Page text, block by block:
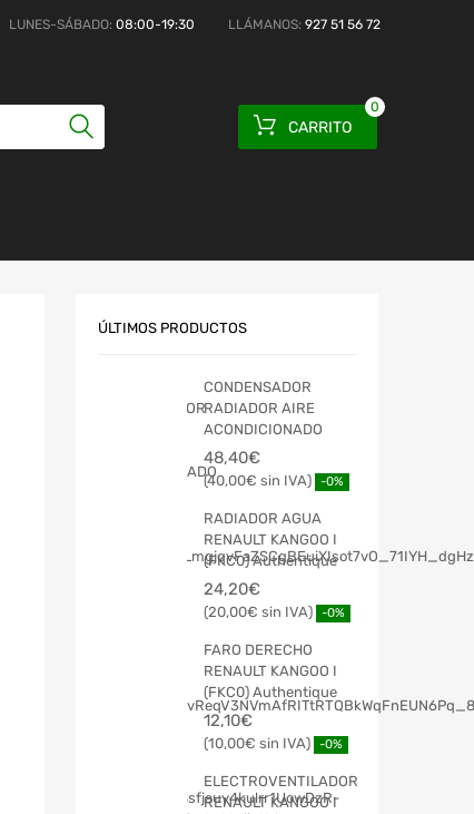
LUNES-SÁBADO: 08:00-19:30 LLÁMANOS: 927 51 56 72
CARRITO
0
ÚLTIMOS PRODUCTOS
CONDENSADOR
RADIADOR AIRE
ACONDICIONADO
48,40€
40,00€ -0%
RADIADOR AGUA
RENAULT KANGOO I
(FKC0) Authentique
24,20€
20,00€ -0%
FARO DERECHO
RENAULT KANGOO I
(FKC0) Authentique
12,10€
10,00€ -0%
ELECTROVENTILADOR
RENAULT KANGOO I